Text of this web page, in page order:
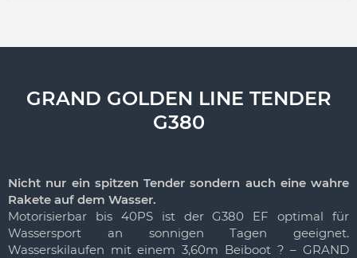
GRAND GOLDEN LINE TENDER
G380
Nicht nur ein spitzen Tender sondern auch eine wahre
Rakete auf dem Wasser.
Motorisierbar bis 40PS ist der G380 EF optimal für
Wassersport an sonnigen Tagen geeignet.
Wasserskilaufen mit einem 3,60m Beiboot ? – GRAND